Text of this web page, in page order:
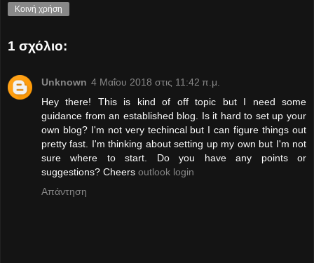
Κοινή χρήση
1 σχόλιο:
Unknown 4 Μαΐου 2018 στις 11:42 π.μ.
Hey there! This is kind of off topic but I need some
guidance from an established blog. Is it hard to set up your
own blog? I'm not very techincal but I can figure things out
pretty fast. I'm thinking about setting up my own but I'm not
sure where to start. Do you have any points or
suggestions? Cheers outlook login
Απάντηση